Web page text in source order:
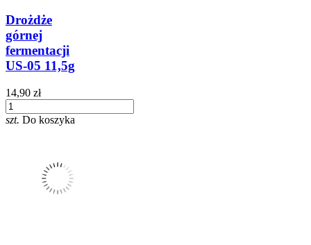
Drożdże
górnej
fermentacji
US-05 11,5g
14,90 zł
szt. Do koszyka